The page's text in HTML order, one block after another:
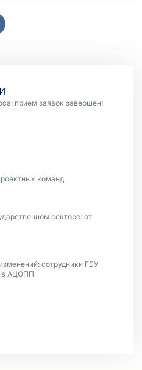
прием заявок завершен!
команд
секторе: от
сотрудники ГБУ
в АЦОПП